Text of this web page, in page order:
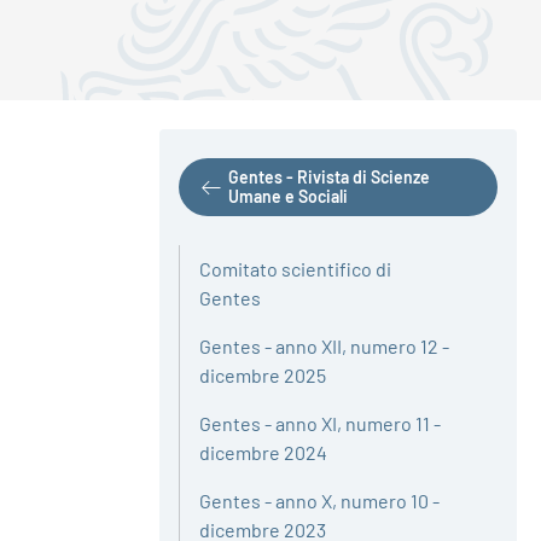
Gentes - Rivista di Scienze
Umane e Sociali
Comitato scientifico di
Gentes
Gentes - anno XII, numero 12 -
dicembre 2025
Gentes - anno XI, numero 11 -
dicembre 2024
Gentes - anno X, numero 10 -
dicembre 2023